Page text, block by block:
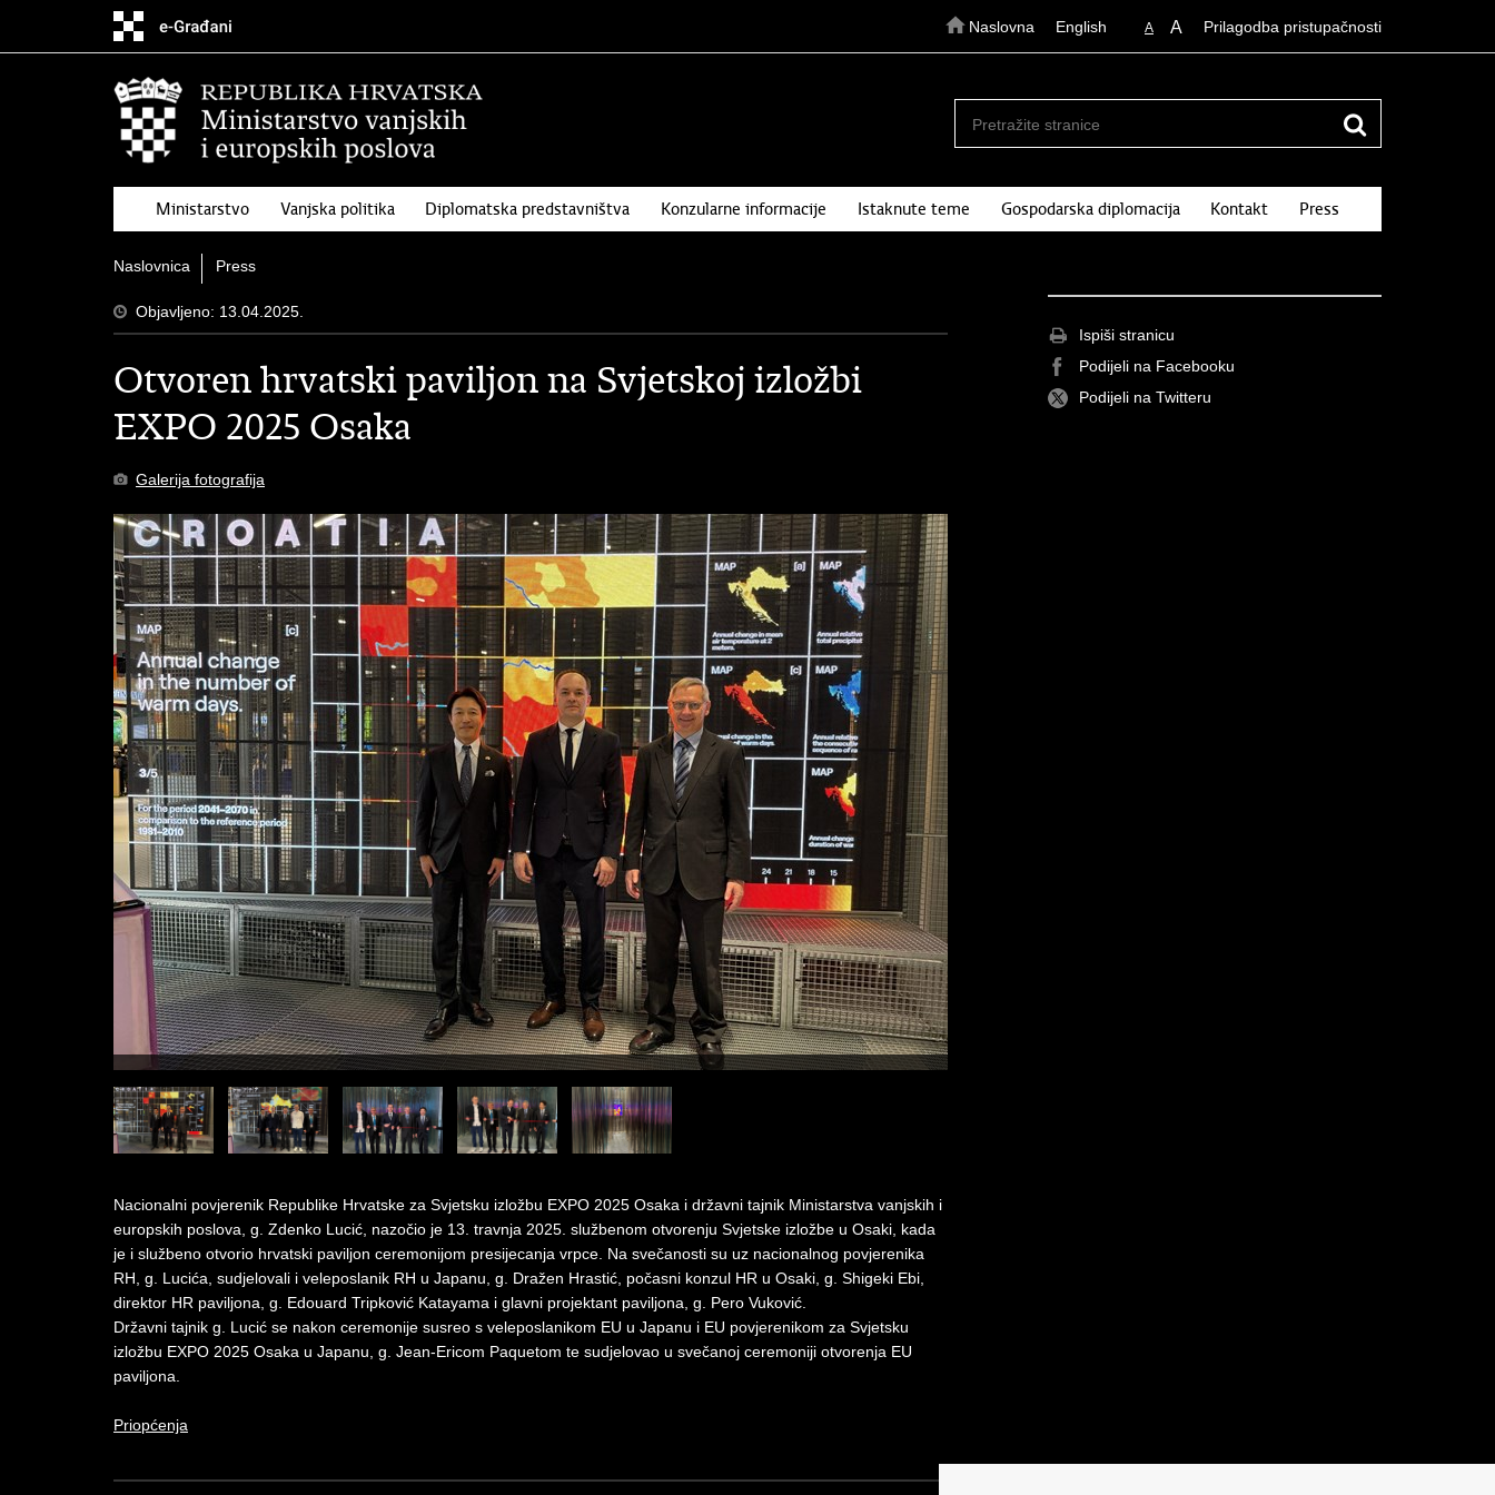
glavni
Naslovna English A A Prilagodba pristupačnosti
Ministarstvo Vanjska politika Diplomatska predstavništva Konzularne informacije Istaknute teme Gospodarska diplomacija Kontakt Press
Naslovnica Press
Objavljeno: 13.04.2025.
Otvoren hrvatski paviljon na Svjetskoj izložbi
EXPO 2025 Osaka
Galerija fotografija
Nacionalni povjerenik Republike Hrvatske za Svjetsku izložbu EXPO 2025 Osaka i državni tajnik Ministarstva vanjskih i
europskih poslova, g. Zdenko Lucić, nazočio je 13. travnja 2025. službenom otvorenju Svjetske izložbe u Osaki, kada
je i službeno otvorio hrvatski paviljon ceremonijom presijecanja vrpce. Na svečanosti su uz nacionalnog povjerenika
RH, g. Lucića, sudjelovali i veleposlanik RH u Japanu, g. Dražen Hrastić, počasni konzul HR u Osaki, g. Shigeki Ebi,
direktor HR paviljona, g. Edouard Tripković Katayama i glavni projektant paviljona, g. Pero Vuković.
Državni tajnik g. Lucić se nakon ceremonije susreo s veleposlanikom EU u Japanu i EU povjerenikom za Svjetsku
izložbu EXPO 2025 Osaka u Japanu, g. Jean-Ericom Paquetom te sudjelovao u svečanoj ceremoniji otvorenja EU
paviljona.
Priopćenja
Ispiši stranicu
Podijeli na Facebooku
Podijeli na Twitteru